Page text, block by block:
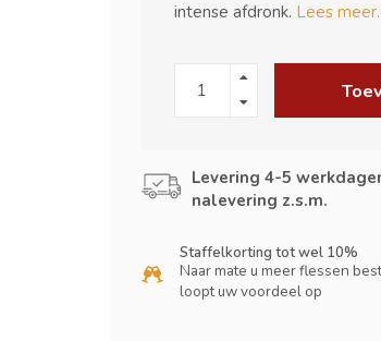
intense afdronk. Lees meer..
Levering 4-5
nalevering z.s.m.
Staffelkorting tot wel 10%
Naar mate u meer flessen
loopt uw voordeel op